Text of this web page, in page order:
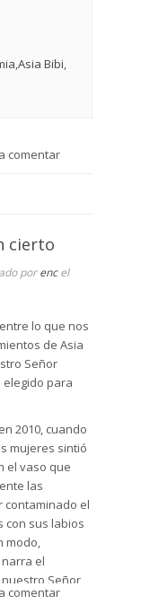
Asia Bibi
comentar
cierto
porencel
lo que nos
de Asia
Señor
elegido para
2010, cuando
mujeres sintió
el vaso que
las
contaminado el
con sus labios
modo,
el
nuestro Señor
comentar